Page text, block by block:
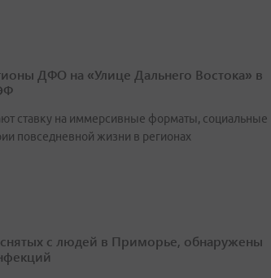
ДФО на «Улице Дальнего Востока» в
ставку на иммерсивные форматы, социальные
повседневной жизни в регионах
с людей в Приморье, обнаружены